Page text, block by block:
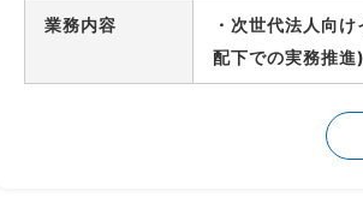
業務内容
・次世代法人向
配下での実務推進)
・外部環境(全銀
・上記を実現す